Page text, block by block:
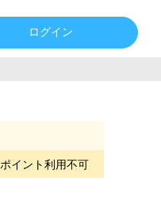
ログイン
ポイント利用不可